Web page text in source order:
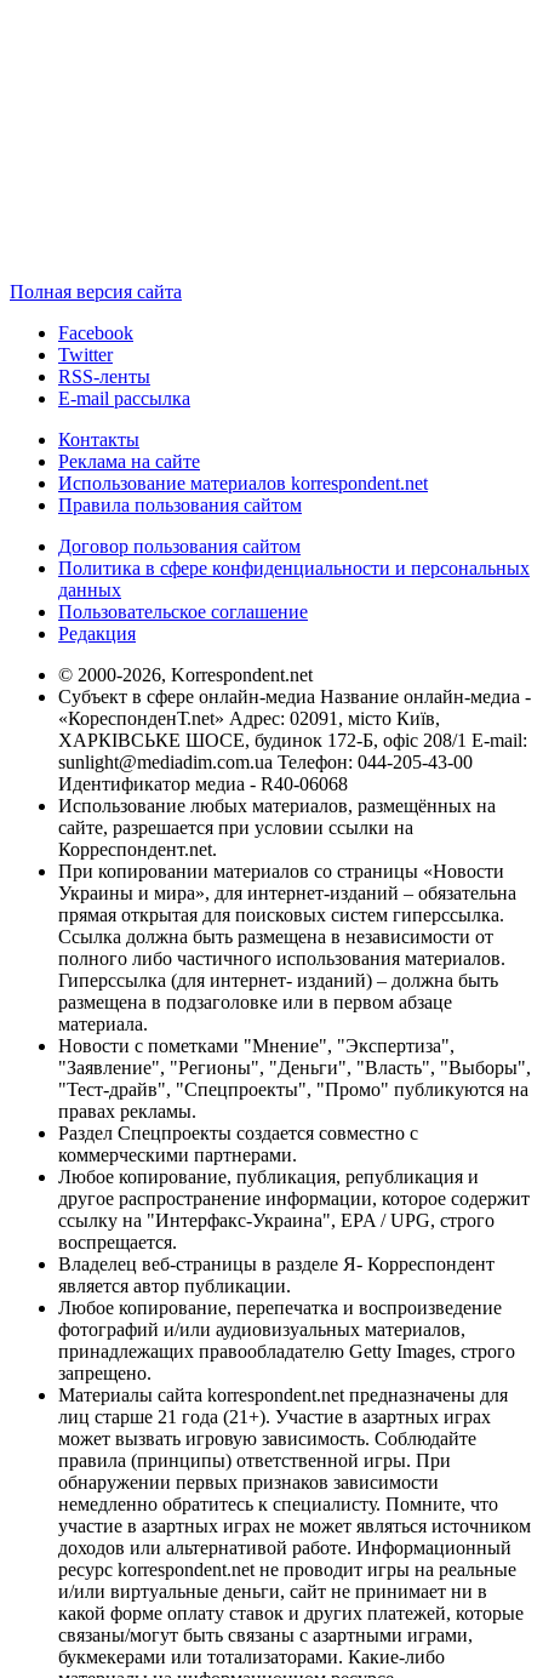
Полная версия сайта
Facebook
Twitter
RSS-ленты
E-mail рассылка
Контакты
Реклама на сайте
Использование материалов korrespondent.net
Правила пользования сайтом
Договор пользования сайтом
Политика в сфере конфиденциальности и персональных
данных
Пользовательское соглашение
Редакция
© 2000-2026, Korrespondent.net
Субъект в сфере онлайн-медиа Название онлайн-медиа -
«КореспонденТ.net» Адрес: 02091, місто Київ,
ХАРКІВСЬКЕ ШОСЕ, будинок 172-Б, офіс 208/1 E-mail:
sunlight@mediadim.com.ua Телефон: 044-205-43-00
Идентификатор медиа - R40-06068
Использование любых материалов, размещённых на
сайте, разрешается при условии ссылки на
Корреспондент.net.
При копировании материалов со страницы «Новости
Украины и мира», для интернет-изданий – обязательна
прямая открытая для поисковых систем гиперссылка.
Ссылка должна быть размещена в независимости от
полного либо частичного использования материалов.
Гиперссылка (для интернет- изданий) – должна быть
размещена в подзаголовке или в первом абзаце
материала.
Новости с пометками "Мнение", "Экспертиза",
"Заявление", "Регионы", "Деньги", "Власть", "Выборы",
"Тест-драйв", "Спецпроекты", "Промо" публикуются на
правах рекламы.
Раздел Спецпроекты создается совместно с
коммерческими партнерами.
Любое копирование, публикация, републикация и
другое распространение информации, которое содержит
ссылку на "Интерфакс-Украина", EPA / UPG, строго
воспрещается.
Владелец веб-страницы в разделе Я- Корреспондент
является автор публикации.
Любое копирование, перепечатка и воспроизведение
фотографий и/или аудиовизуальных материалов,
принадлежащих правообладателю Getty Images, строго
запрещено.
Материалы сайта korrespondent.net предназначены для
лиц старше 21 года (21+). Участие в азартных играх
может вызвать игровую зависимость. Соблюдайте
правила (принципы) ответственной игры. При
обнаружении первых признаков зависимости
немедленно обратитесь к специалисту. Помните, что
участие в азартных играх не может являться источником
доходов или альтернативой работе. Информационный
ресурс korrespondent.net не проводит игры на реальные
и/или виртуальные деньги, сайт не принимает ни в
какой форме оплату ставок и других платежей, которые
связаны/могут быть связаны с азартными играми,
букмекерами или тотализаторами. Какие-либо